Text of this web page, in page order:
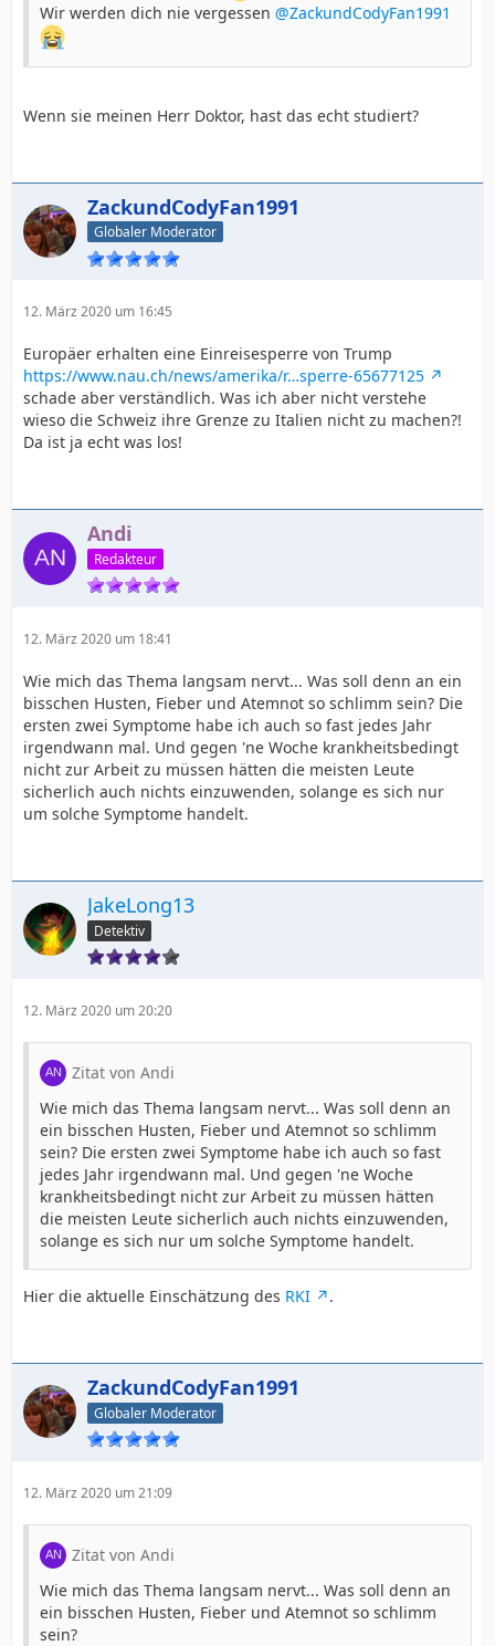
Wir werden dich nie vergessen @ZackundCodyFan1991
Wenn sie meinen Herr Doktor, hast das echt studiert?
ZackundCodyFan1991
Globaler Moderator
12. März 2020 um 16:45
Europäer erhalten eine Einreisesperre von Trump
https://www.nau.ch/news/amerika/r…sperre-65677125
schade aber verständlich. Was ich aber nicht verstehe
wieso die Schweiz ihre Grenze zu Italien nicht zu machen?!
Da ist ja echt was los!
Andi
Redakteur
12. März 2020 um 18:41
Wie mich das Thema langsam nervt... Was soll denn an ein
bisschen Husten, Fieber und Atemnot so schlimm sein? Die
ersten zwei Symptome habe ich auch so fast jedes Jahr
irgendwann mal. Und gegen 'ne Woche krankheitsbedingt
nicht zur Arbeit zu müssen hätten die meisten Leute
sicherlich auch nichts einzuwenden, solange es sich nur
um solche Symptome handelt.
JakeLong13
Detektiv
12. März 2020 um 20:20
Zitat von Andi
Wie mich das Thema langsam nervt... Was soll denn an
ein bisschen Husten, Fieber und Atemnot so schlimm
sein? Die ersten zwei Symptome habe ich auch so fast
jedes Jahr irgendwann mal. Und gegen 'ne Woche
krankheitsbedingt nicht zur Arbeit zu müssen hätten
die meisten Leute sicherlich auch nichts einzuwenden,
solange es sich nur um solche Symptome handelt.
Hier die aktuelle Einschätzung des RKI .
ZackundCodyFan1991
Globaler Moderator
12. März 2020 um 21:09
Zitat von Andi
Wie mich das Thema langsam nervt... Was soll denn an
ein bisschen Husten, Fieber und Atemnot so schlimm
sein?